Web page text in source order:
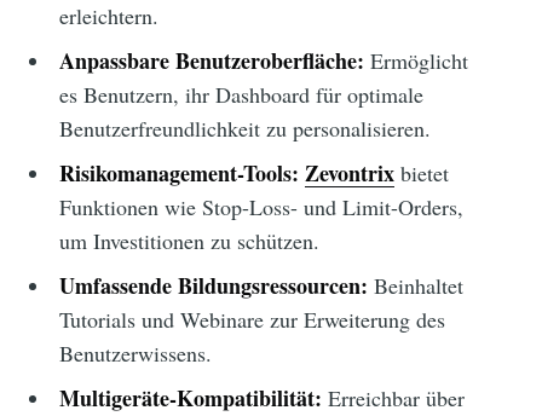
erleichtern.
Anpassbare Benutzeroberfläche: Ermöglicht
es Benutzern, ihr Dashboard für optimale
Benutzerfreundlichkeit zu personalisieren.
Risikomanagement-Tools: Zevontrixbietet
Funktionen wie Stop-Loss- und Limit-Orders,
um Investitionen zu schützen.
Umfassende Bildungsressourcen: Beinhaltet
Tutorials und Webinare zur Erweiterung des
Benutzerwissens.
Multigeräte-Kompatibilität: Erreichbar über